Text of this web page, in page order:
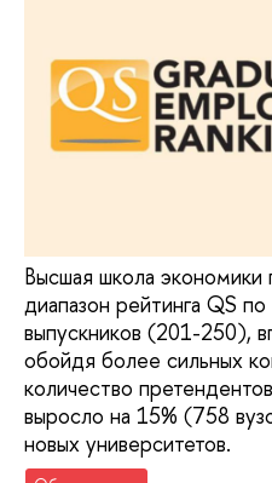
Высшая школа
диапазон рейтинга QS
выпускников (201-250),
обойдя более сильных
количество
выросло на 15% (758
новых университетов.